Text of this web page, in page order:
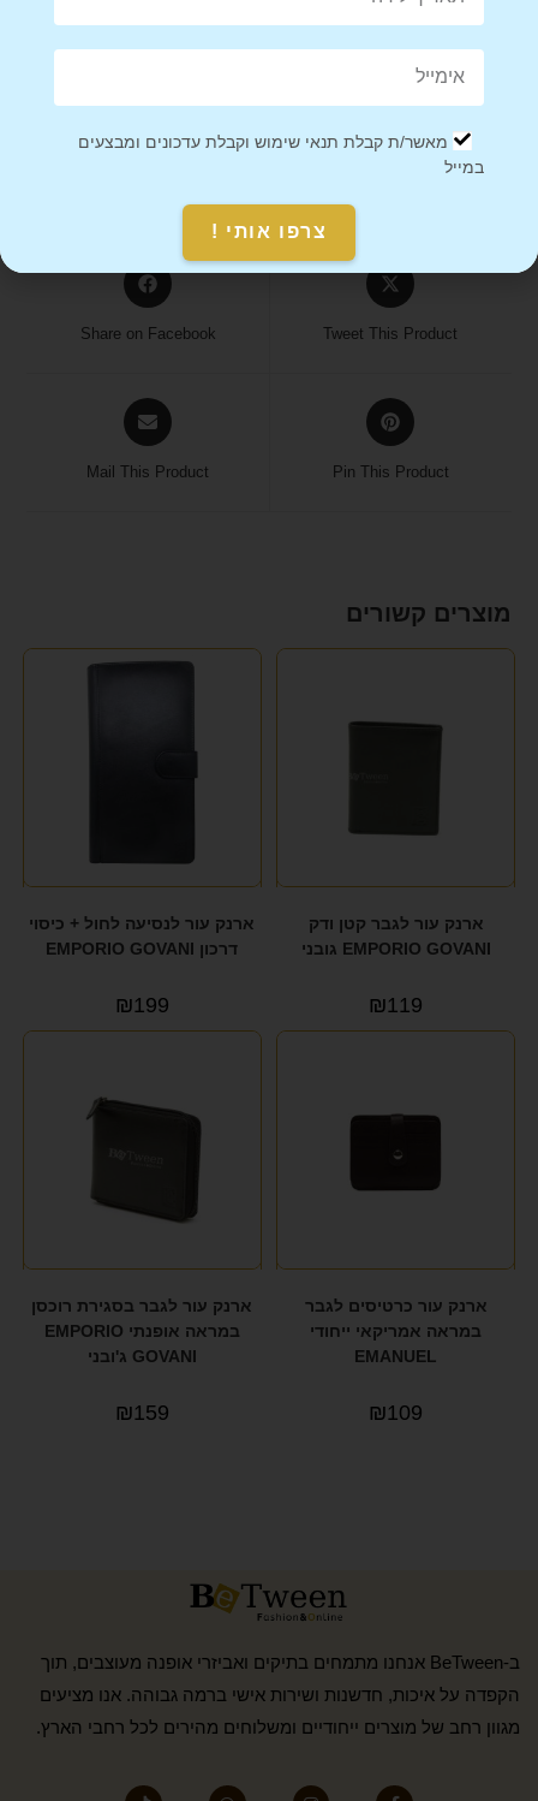
תהסס לפנות אלינו.
הערה: ייתכן שזמני המשלוח יתארכו בתקופות חגים או אירועים
מיוחדים, אז מומלץ להזמין מראש.
Tweet This Product
Share on Facebook
Pin This Product
Mail This Product
מוצרים קשורים
ארנק עור לגבר קטן ודק
EMPORIO GOVANI גובני
₪119
ארנק עור לנסיעה לחול + כיסוי
דרכון EMPORIO GOVANI
₪199
ארנק עור כרטיסים לגבר
במראה אמריקאי ייחודי
EMANUEL
₪109
ארנק עור לגבר בסגירת רוכסן
במראה אופנתי EMPORIO
GOVANI ג'ובני
₪159
ב-BeTween אנחנו מתמחים בתיקים ואביזרי אופנה מעוצבים, תוך
הקפדה על איכות, חדשנות ושירות אישי ברמה גבוהה. אנו מציעים
מגוון רחב של מוצרים ייחודיים ומשלוחים מהירים לכל רחבי הארץ.
מאשר/ת קבלת תנאי שימוש וקבלת עדכונים ומבצעים
במייל
צרפו אותי !